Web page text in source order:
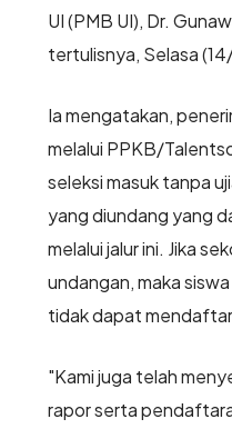
UI (PMB UI), Dr.
tertulisnya, Selasa
Ia mengatakan,
melalui PPKB/
seleksi masuk tanpa
yang diundang yang
melalui jalur ini. Jika
undangan, maka
tidak dapat
"Kami juga telah
rapor serta